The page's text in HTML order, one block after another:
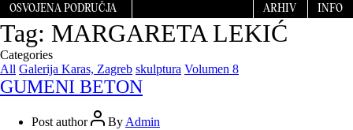
OSVOJENA PODRUČJA ARHIV INFO
Tag: MARGARETA LEKIĆ
Categories
All Galerija Karas, Zagreb skulptura Volumen 8
GUMENI BETON
Post author By Admin